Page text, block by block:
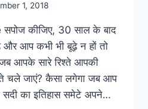
1, 2018
कीजिए, 30 साल के बाद
आप कभी भी बूढ़े न हों तो
आपके सारे रिश्ते आपकी
चले जाएं? कैसा लगेगा जब आप
का इतिहास समेटे अपने…